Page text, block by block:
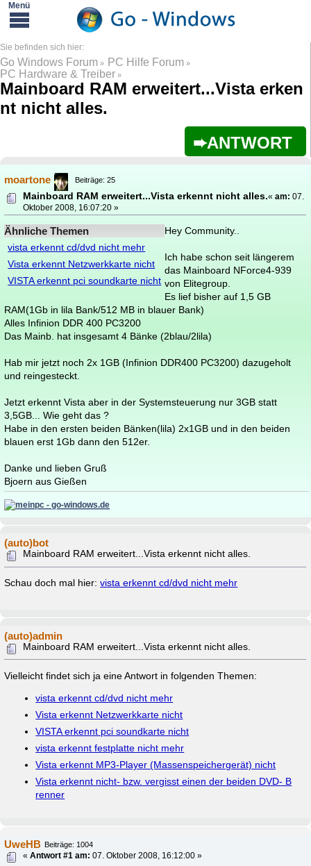
Go Windows Forum » PC Hilfe Forum »
PC Hardware & Treiber »
Mainboard RAM erweitert...Vista erken
nt nicht alles.
ANTWORT
moartone Beiträge: 25
Mainboard RAM erweitert...Vista erkennt nicht alles.«am: 07.
Oktober 2008, 16:07:20 »
Ähnliche Themen
vista erkennt cd/dvd nicht mehr
Vista erkennt Netzwerkkarte nicht
VISTA erkennt pci soundkarte nicht
Hey Community..
Ich habe schon seit längerem
das Mainboard NForce4-939
von Elitegroup.
Es lief bisher auf 1,5 GB
RAM(1Gb in lila Bank/512 MB in blauer Bank)
Alles Infinion DDR 400 PC3200
Das Mainb. hat insgesamt 4 Bänke (2blau/2lila)
Hab mir jetzt noch 2x 1GB (Infinion DDR400 PC3200) dazugeholt
und reingesteckt.
Jetzt erkennt Vista aber in der Systemsteuerung nur 3GB statt
3,5GB... Wie geht das ?
Habe in den ersten beiden Bänken(lila) 2x1GB und in den beiden
blauen erst 1Gb dann den 512er.
Danke und lieben Gruß
Bjoern aus Gießen
(auto)bot
Mainboard RAM erweitert...Vista erkennt nicht alles.
Schau doch mal hier:vista erkennt cd/dvd nicht mehr
(auto)admin
Mainboard RAM erweitert...Vista erkennt nicht alles.
Vielleicht findet sich ja eine Antwort in folgenden Themen:
vista erkennt cd/dvd nicht mehr
Vista erkennt Netzwerkkarte nicht
VISTA erkennt pci soundkarte nicht
vista erkennt festplatte nicht mehr
Vista erkennt MP3-Player (Massenspeichergerät) nicht
Vista erkennt nicht- bzw. vergisst einen der beiden DVD- B
renner
UweHB Beiträge: 1004
«Antwort #1 am: 07. Oktober 2008, 16:12:00 »